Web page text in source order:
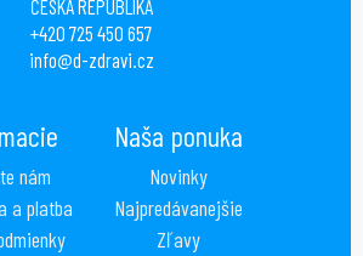
ČESKÁ REPUBLIKA
+420 725 450 657
info@d-zdravi.cz
nám
a platba
Naša ponuka
Novinky
Najpredávanejšie
Zľavy